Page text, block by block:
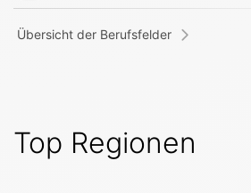
Übersicht der Berufsfelder
Top Regionen